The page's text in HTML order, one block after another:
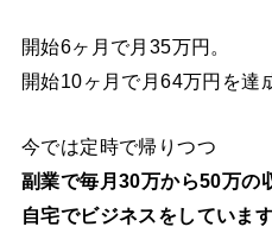
開始6ヶ月で月35万円。
開始10ヶ月で月64万円を達
今では定時で帰りつつ
副業で毎月30万から50万の
自宅でビジネスをしています